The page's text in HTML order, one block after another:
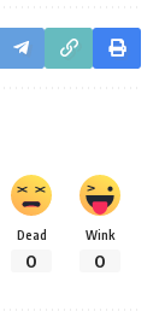
Dead
0
Wink
0